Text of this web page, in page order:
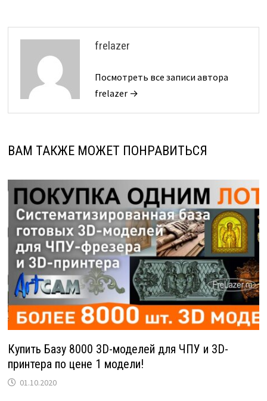
frelazer
Посмотреть все записи автора
frelazer →
ВАМ ТАКЖЕ МОЖЕТ ПОНРАВИТЬСЯ
Купить Базу 8000 3D-моделей для ЧПУ и 3D-
принтера по цене 1 модели!
01.10.2020